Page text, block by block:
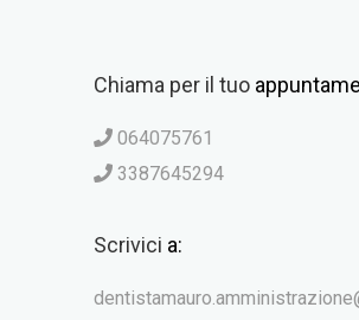
Chiama per il tuo
064075761
3387645294
Scrivici a: